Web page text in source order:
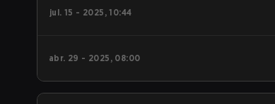
jul. 15 - 2025, 10:44
abr. 29 - 2025, 08:00